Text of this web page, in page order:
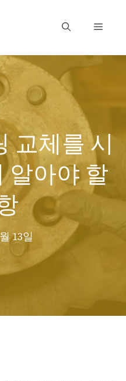
Menu
교체를 시
알아야 할
13일